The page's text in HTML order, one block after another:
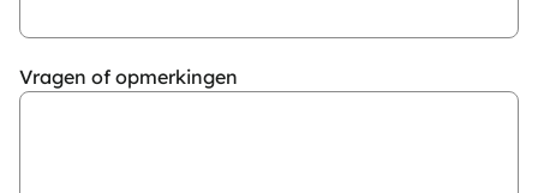
Vragen of opmerkingen